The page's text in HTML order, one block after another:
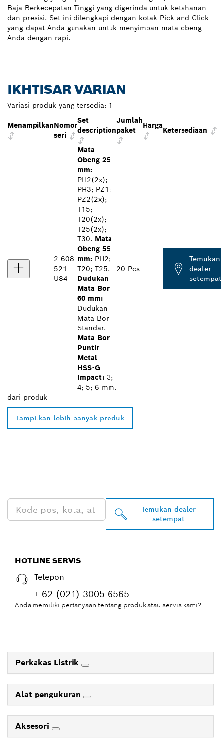
Baja Berkecepatan Tinggi yang digerinda untuk ketahanan
dan presisi. Set ini dilengkapi dengan kotak Pick and Click
yang dapat Anda gunakan untuk menyimpan mata obeng
Anda dengan rapi.
IKHTISAR VARIAN
Variasi produk yang tersedia: 1
MenampilkanNomor
seri
Set
description
Jumlah
paket
Harga
Ketersediaan
2 608
521
U84
Mata
Obeng 25
mm:
PH2(2x);
PH3; PZ1;
PZ2(2x);
T15;
T20(2x);
T25(2x);
T30. Mata
Obeng 55
mm: PH2;
T20; T25.
Dudukan
Mata Bor
60 mm:
Dudukan
Mata Bor
Standar.
Mata Bor
Puntir
Metal
HSS-G
Impact: 3;
4; 5; 6 mm.
20 Pcs
Temukan
dealer
setempat
dari produk
Tampilkan lebih banyak produk
Temukan dealer
setempat
HOTLINE SERVIS
Telepon
+ 62 (021) 3005 6565
Anda memiliki pertanyaan tentang produk atau servis kami?
Perkakas Listrik
Alat pengukuran
Aksesori